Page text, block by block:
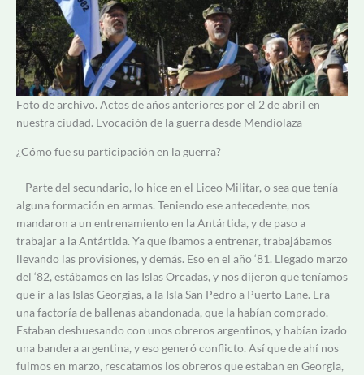
Foto de archivo. Actos de años anteriores por el 2 de abril en
nuestra ciudad. Evocación de la guerra desde Mendiolaza
¿Cómo fue su participación en la guerra?
– Parte del secundario, lo hice en el Liceo Militar, o sea que tenía
alguna formación en armas. Teniendo ese antecedente, nos
mandaron a un entrenamiento en la Antártida, y de paso a
trabajar a la Antártida. Ya que íbamos a entrenar, trabajábamos
llevando las provisiones, y demás. Eso en el año ‘81. Llegado marzo
del ‘82, estábamos en las Islas Orcadas, y nos dijeron que teníamos
que ir a las Islas Georgias, a la Isla San Pedro a Puerto Lane. Era
una factoría de ballenas abandonada, que la habían comprado.
Estaban deshuesando con unos obreros argentinos, y habían izado
una bandera argentina, y eso generó conflicto. Así que de ahí nos
fuimos en marzo, rescatamos los obreros que estaban en Georgia,